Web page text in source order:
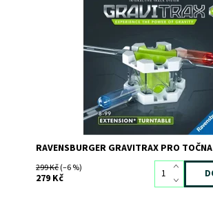
Skladem>3
8944
RAVENSBURGER GRAVITRAX PRO TOČNA
299 Kč(–6 %)
279 Kč